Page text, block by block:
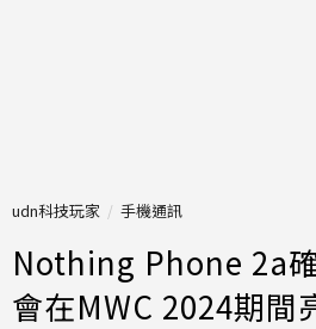
udn科技玩家 手機通訊
Nothing Phone 2a
會在MWC 2024期間